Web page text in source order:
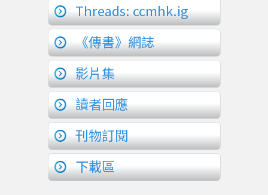
Threads: ccmhk.ig
《傳書》網誌
影片集
讀者回應
刊物訂閱
下載區